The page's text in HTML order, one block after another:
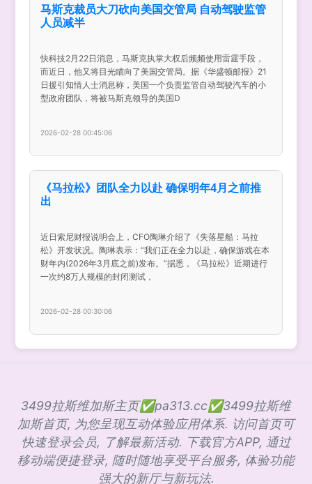
马斯克裁员大刀砍向美国交管局 自动驾驶监管
人员减半
快科技2月22日消息，马斯克执掌大权后频频使用雷霆手段，
而近日，他又将目光瞄向了美国交管局。据《华盛顿邮报》21
日援引知情人士消息称，美国一个负责监管自动驾驶汽车的小
型政府团队，将被马斯克领导的美国D
2026-02-28 00:45:06
《马拉松》团队全力以赴 确保明年4月之前推
出
近日索尼财报说明会上，CFO陶琳介绍了《失落星船：马拉
松》开发状况。陶琳表示：“我们正在全力以赴，确保游戏在本
财年内(2026年3月底之前)发布。”据悉，《马拉松》近期进行
一次约8万人规模的封闭测试，
2026-02-28 00:30:06
3499拉斯维加斯主页✅pa313.cc✅3499拉斯维
加斯首页, 为您呈现互动体验应用体系. 访问首页可
快速登录会员, 了解最新活动. 下载官方APP, 通过
移动端便捷登录, 随时随地享受平台服务, 体验功能
强大的新厅与新玩法.